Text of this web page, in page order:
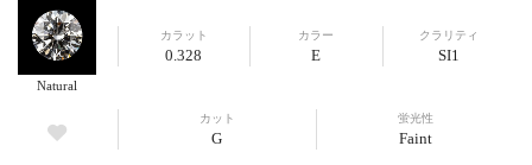
Natural
カラット
0.328
カラー
E
クラリティ
SI1
カット
G
蛍光性
Faint